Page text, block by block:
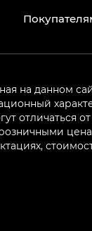
на данном
отличаться